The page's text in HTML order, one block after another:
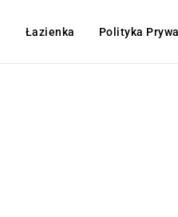
Łazienka Polityka